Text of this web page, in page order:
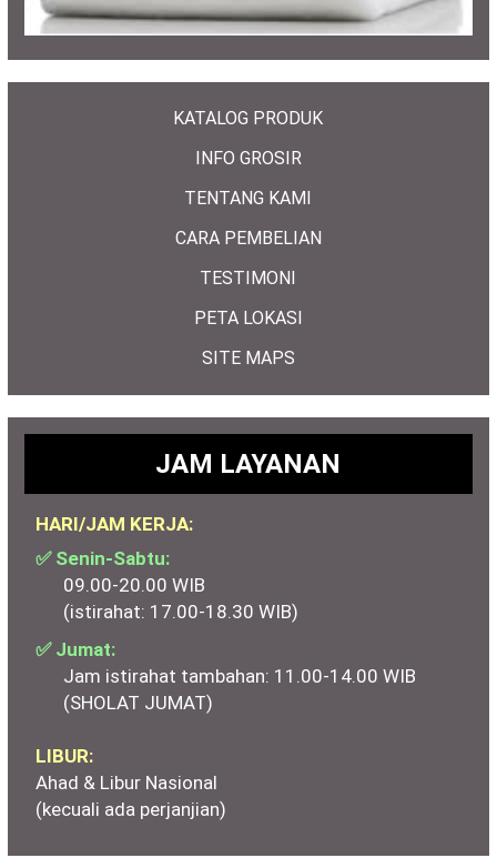
KATALOG PRODUK
INFO GROSIR
TENTANG KAMI
CARA PEMBELIAN
TESTIMONI
PETA LOKASI
SITE MAPS
JAM LAYANAN
HARI/JAM KERJA:
✅ Senin-Sabtu:
09.00-20.00 WIB
(istirahat: 17.00-18.30 WIB)
✅ Jumat:
Jam istirahat tambahan: 11.00-14.00 WIB
(SHOLAT JUMAT)
LIBUR:
Ahad & Libur Nasional
(kecuali ada perjanjian)